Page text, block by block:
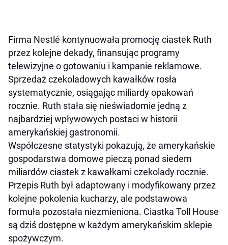
Firma Nestlé kontynuowała promocję ciastek Ruth
przez kolejne dekady, finansując programy
telewizyjne o gotowaniu i kampanie reklamowe.
Sprzedaż czekoladowych kawałków rosła
systematycznie, osiągając miliardy opakowań
rocznie. Ruth stała się nieświadomie jedną z
najbardziej wpływowych postaci w historii
amerykańskiej gastronomii.
Współczesne statystyki pokazują, że amerykańskie
gospodarstwa domowe pieczą ponad siedem
miliardów ciastek z kawałkami czekolady rocznie.
Przepis Ruth był adaptowany i modyfikowany przez
kolejne pokolenia kucharzy, ale podstawowa
formuła pozostała niezmieniona. Ciastka Toll House
są dziś dostępne w każdym amerykańskim sklepie
spożywczym.